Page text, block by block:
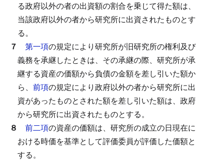
る政府以外の者の出資額の割合を乗じて得た額は、
当該政府以外の者から研究所に出資されたものとす
る。
７ 第一項の規定により研究所が旧研究所の権利及び
義務を承継したときは、その承継の際、研究所が承
継する資産の価額から負債の金額を差し引いた額か
ら、 前項の規定により政府以外の者から研究所に出
資があったものとされた額を差し引いた額は、政府
から研究所に出資されたものとする。
８ 前二項の資産の価額は、研究所の成立の日現在に
おける時価を基準として評価委員が評価した価額と
する。